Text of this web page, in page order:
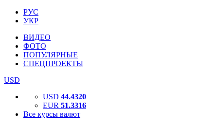
РУС
УКР
ВИДЕО
ФОТО
ПОПУЛЯРНЫЕ
СПЕЦПРОЕКТЫ
USD
USD 44.4320
EUR 51.3316
Все курсы валют